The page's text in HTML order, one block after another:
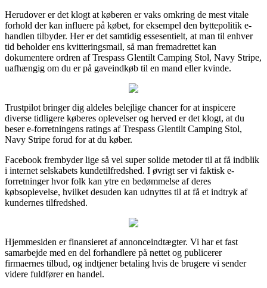
Herudover er det klogt at køberen er vaks omkring de mest vitale
forhold der kan influere på købet, for eksempel den byttepolitik e-
handlen tilbyder. Her er det samtidig essesentielt, at man til enhver
tid beholder ens kvitteringsmail, så man fremadrettet kan
dokumentere ordren af Trespass Glentilt Camping Stol, Navy Stripe,
uafhængig om du er på gaveindkøb til en mand eller kvinde.
Trustpilot bringer dig aldeles belejlige chancer for at inspicere
diverse tidligere køberes oplevelser og herved er det klogt, at du
beser e-forretningens ratings af Trespass Glentilt Camping Stol,
Navy Stripe forud for at du køber.
Facebook frembyder lige så vel super solide metoder til at få indblik
i internet selskabets kundetilfredshed. I øvrigt ser vi faktisk e-
forretninger hvor folk kan ytre en bedømmelse af deres
købsoplevelse, hvilket desuden kan udnyttes til at få et indtryk af
kundernes tilfredshed.
Hjemmesiden er finansieret af annonceindtægter. Vi har et fast
samarbejde med en del forhandlere på nettet og publicerer
firmaernes tilbud, og indtjener betaling hvis de brugere vi sender
videre fuldfører en handel.